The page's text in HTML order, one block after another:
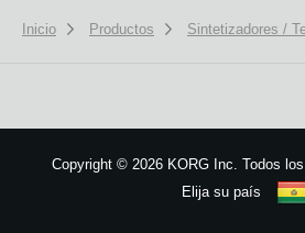
Inicio Productos Sintetizadores /
Copyright © 2026 KORG Inc. Todos
Elija su país